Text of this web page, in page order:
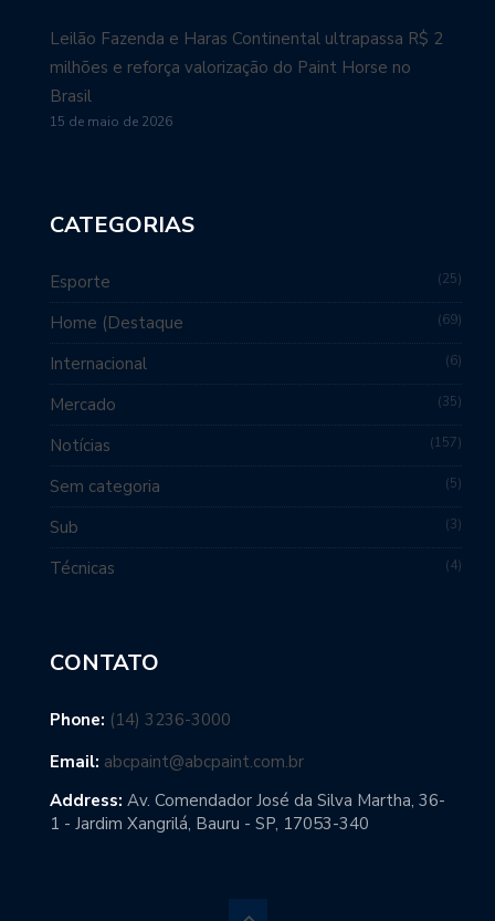
Leilão Fazenda e Haras Continental ultrapassa R$ 2
milhões e reforça valorização do Paint Horse no
Brasil
15 de maio de 2026
CATEGORIAS
Esporte 25
Home (Destaque 69
Internacional 6
Mercado 35
Notícias 157
Sem categoria 5
Sub 3
Técnicas 4
CONTATO
Phone: (14) 3236-3000
Email: abcpaint@abcpaint.com.br
Address: Av. Comendador José da Silva Martha, 36-
1 - Jardim Xangrilá, Bauru - SP, 17053-340